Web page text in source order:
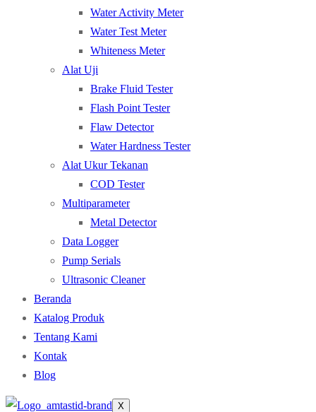
Water Activity Meter
Water Test Meter
Whiteness Meter
Alat Uji
Brake Fluid Tester
Flash Point Tester
Flaw Detector
Water Hardness Tester
Alat Ukur Tekanan
COD Tester
Multiparameter
Metal Detector
Data Logger
Pump Serials
Ultrasonic Cleaner
Beranda
Katalog Produk
Tentang Kami
Kontak
Blog
X